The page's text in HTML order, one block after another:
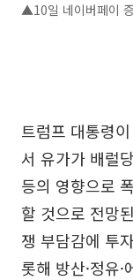
▲10일 네이버페이
트럼프 대통령
서 유가가 배럴
등의 영향으로
할 것으로 전망
쟁 부담감에 투
롯해 방산·정유